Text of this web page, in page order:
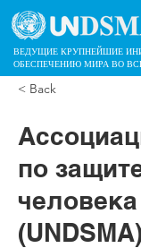
ВЕДУЩИЕ КРУПНЕЙШИЕ
ОБЕСПЕЧЕНИЮ МИРА ВО
< Back
по
человека